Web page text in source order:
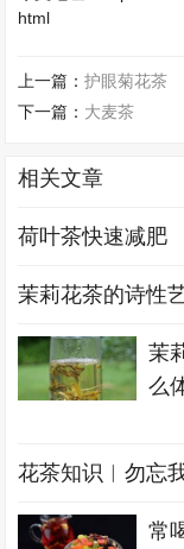
html
上一篇：护眼菊花茶
下一篇： 大麦茶
相关文章
荷叶茶快速减肥
茉莉花茶的诗性
茉
么
花茶知识︱勿忘
常